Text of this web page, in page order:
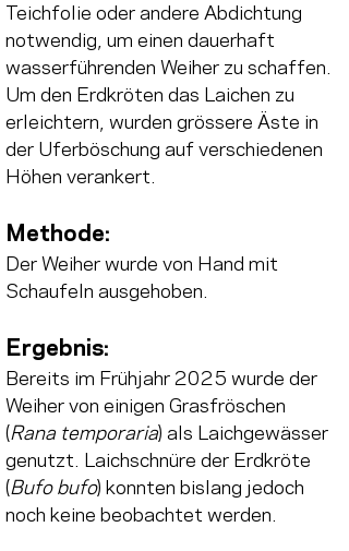
Teichfolie oder andere Abdichtung
notwendig, um einen dauerhaft
wasserführenden Weiher zu schaffen.
Um den Erdkröten das Laichen zu
erleichtern, wurden grössere Äste in
der Uferböschung auf verschiedenen
Höhen verankert.
Methode:
Der Weiher wurde von Hand mit
Schaufeln ausgehoben.
Ergebnis:
Bereits im Frühjahr 2025 wurde der
Weiher von einigen Grasfröschen
(Rana temporaria) als Laichgewässer
genutzt. Laichschnüre der Erdkröte
(Bufo bufo) konnten bislang jedoch
noch keine beobachtet werden.